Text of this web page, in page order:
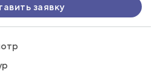
заявку